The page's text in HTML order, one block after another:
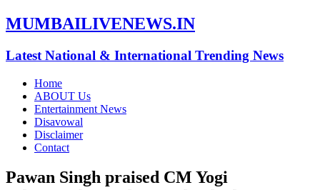
MUMBAILIVENEWS.IN
Latest National & International Trending News
Home
ABOUT Us
Entertainment News
Disavowal
Disclaimer
Contact
Pawan Singh praised CM Yogi